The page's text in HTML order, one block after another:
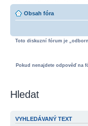
Obsah fóra
Toto diskuzní fórum je
Pokud nenajdete odpověď na
Hledat
VYHLEDÁVANÝ TEXT